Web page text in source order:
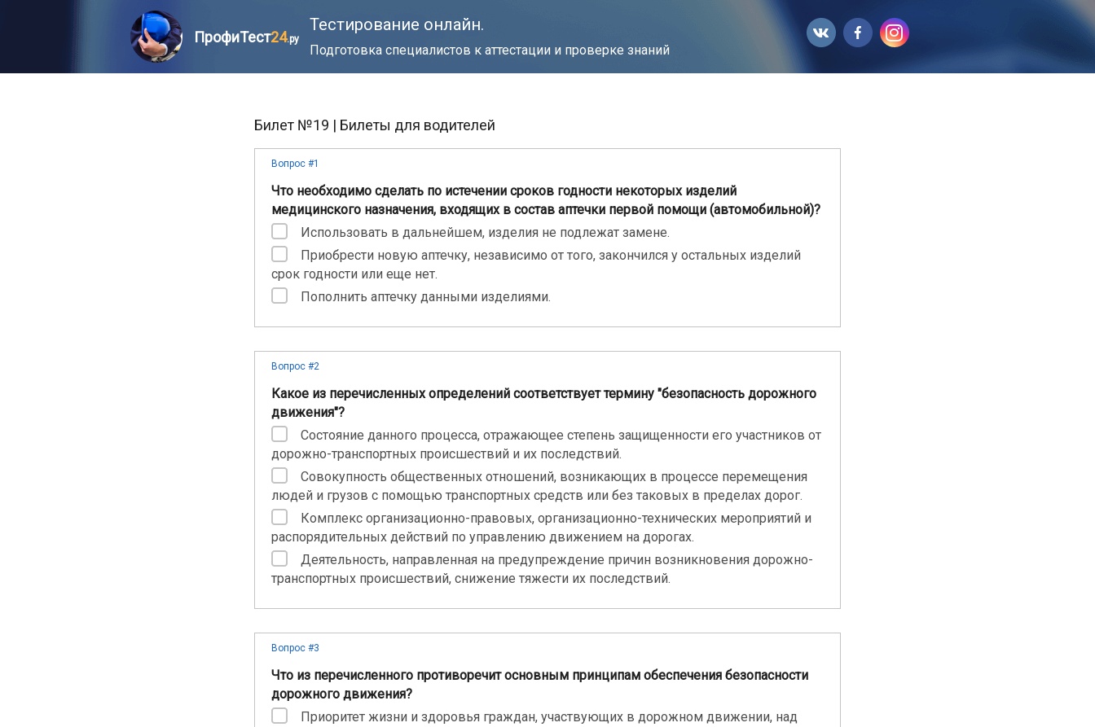
ПрофиТест24.ру
Тестирование онлайн.
Подготовка специалистов к аттестации и проверке знаний
Билет №19 | Билеты для водителей
Вопрос #1
Что необходимо сделать по истечении сроков годности некоторых изделий
медицинского назначения, входящих в состав аптечки первой помощи (автомобильной)?
Использовать в дальнейшем, изделия не подлежат замене.
Приобрести новую аптечку, независимо от того, закончился у остальных изделий
срок годности или еще нет.
Пополнить аптечку данными изделиями.
Вопрос #2
Какое из перечисленных определений соответствует термину "безопасность дорожного
движения"?
Состояние данного процесса, отражающее степень защищенности его участников от
дорожно-транспортных происшествий и их последствий.
Совокупность общественных отношений, возникающих в процессе перемещения
людей и грузов с помощью транспортных средств или без таковых в пределах дорог.
Комплекс организационно-правовых, организационно-технических мероприятий и
распорядительных действий по управлению движением на дорогах.
Деятельность, направленная на предупреждение причин возникновения дорожно-
транспортных происшествий, снижение тяжести их последствий.
Вопрос #3
Что из перечисленного противоречит основным принципам обеспечения безопасности
дорожного движения?
Приоритет жизни и здоровья граждан, участвующих в дорожном движении, над